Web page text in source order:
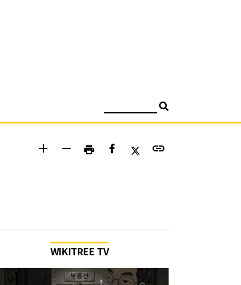
add remove print link
WIKITREE TV